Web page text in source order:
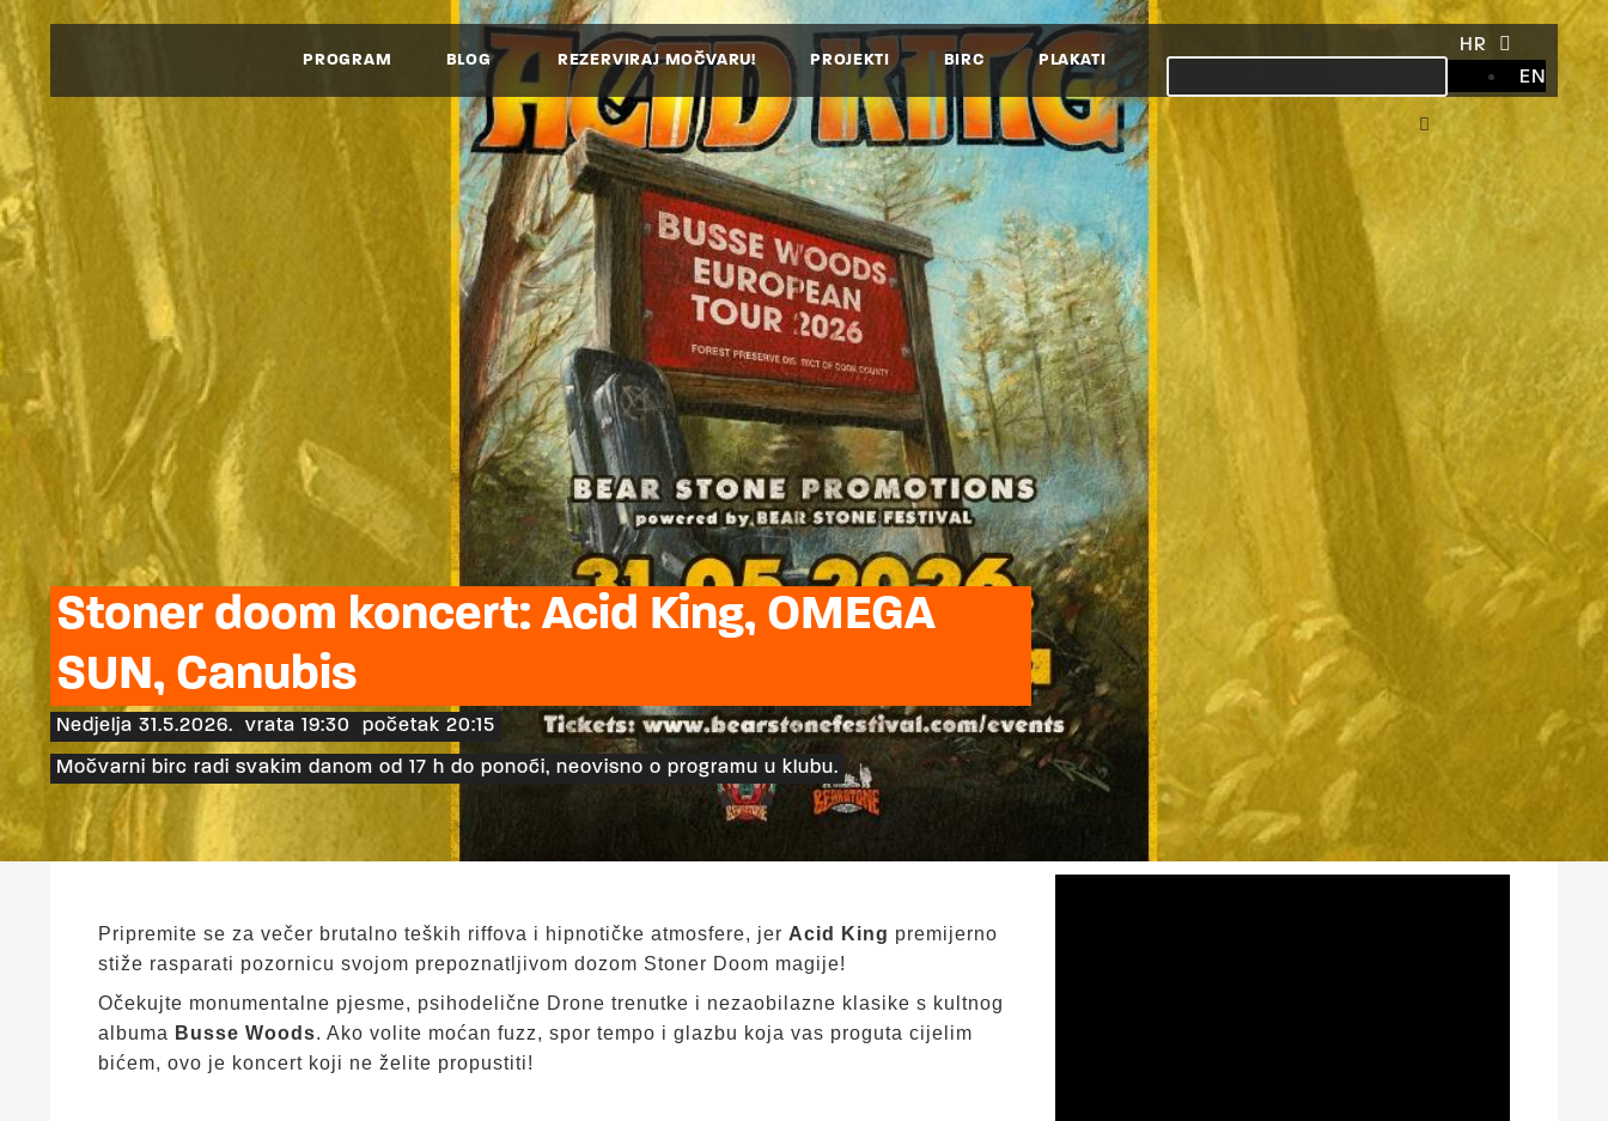
PROGRAM BLOG REZERVIRAJ MOČVARU! PROJEKTI BIRC PLAKATI
HR
EN
Stoner doom koncert: Acid King, OMEGA
SUN, Canubis
Nedjelja 31.5.2026. vrata 19:30 početak 20:15
Močvarni birc radi svakim danom od 17 h do ponoći, neovisno o programu u klubu.
Pripremite se za večer brutalno teških riffova i hipnotičke atmosfere, jer Acid King premijerno
stiže rasparati pozornicu svojom prepoznatljivom dozom Stoner Doom magije!
Očekujte monumentalne pjesme, psihodelične Drone trenutke i nezaobilazne klasike s kultnog
albuma Busse Woods. Ako volite moćan fuzz, spor tempo i glazbu koja vas proguta cijelim
bićem, ovo je koncert koji ne želite propustiti!